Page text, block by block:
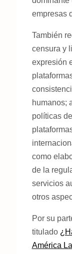
empresas
También
censura y
expresión
humanos;
políticas
como
de la
servicios
otros
Por su
titulado
América